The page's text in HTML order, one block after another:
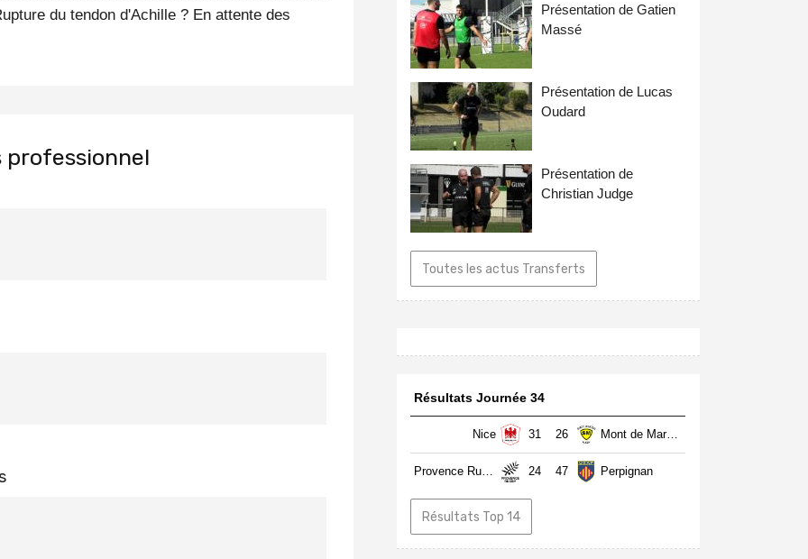
du tendon d'Achille ? En attente des
professionnel
Présentation de Gatien
Massé
Présentation de Lucas
Oudard
Présentation de
Christian Judge
Toutes les actus Transferts
Résultats Journée 34
Nice 31 26 Mont de Marsan
24 47 Perpignan
Résultats Top 14